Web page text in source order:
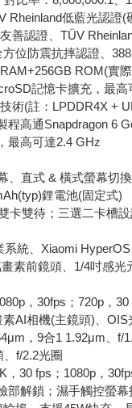
Rheinland低藍光認證(
善認證、TÜV
位防震抗摔認證、
ROM(實
記憶卡擴充，最高
術(註：LPDDR4X +
高通Snapdragon 6
最高可達2.4 GHz
、直式 & 橫式螢幕切換
鋰電池(固定式)
卡雙待；三選二卡槽
統、Xiaomi
素前鏡頭、1/4吋感光
，30fps；720p，30
AI相機(主鏡頭)、OIS
，9合1 1.92μm、f/
f/2.2光圈
，30 fps；1080p，
解鎖；濕手觸控螢幕